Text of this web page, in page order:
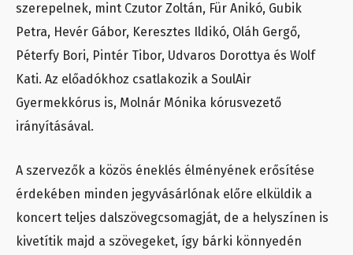
szerepelnek, mint Czutor Zoltán, Für Anikó, Gubik
Petra, Hevér Gábor, Keresztes Ildikó, Oláh Gergő,
Péterfy Bori, Pintér Tibor, Udvaros Dorottya és Wolf
Kati. Az előadókhoz csatlakozik a SoulAir
Gyermekkórus is, Molnár Mónika kórusvezető
irányításával.
A szervezők a közös éneklés élményének erősítése
érdekében minden jegyvásárlónak előre elküldik a
koncert teljes dalszövegcsomagját, de a helyszínen is
kivetítik majd a szövegeket, így bárki könnyedén